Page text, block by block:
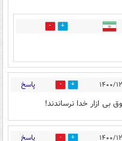
0
0 پاسخ
بی ازار خدا نرساندند!
1 پاسخ